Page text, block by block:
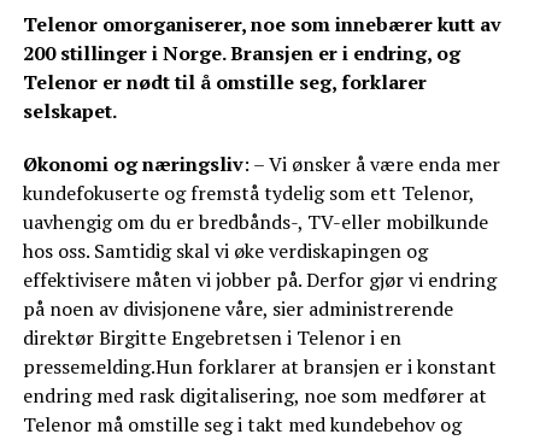
Telenor omorganiserer, noe som innebærer kutt av
200 stillinger i Norge. Bransjen er i endring, og
Telenor er nødt til å omstille seg, forklarer
selskapet.
Økonomi og næringsliv: – Vi ønsker å være enda mer
kundefokuserte og fremstå tydelig som ett Telenor,
uavhengig om du er bredbånds-, TV-eller mobilkunde
hos oss. Samtidig skal vi øke verdiskapingen og
effektivisere måten vi jobber på. Derfor gjør vi endring
på noen av divisjonene våre, sier administrerende
direktør Birgitte Engebretsen i Telenor i en
pressemelding.Hun forklarer at bransjen er i konstant
endring med rask digitalisering, noe som medfører at
Telenor må omstille seg i takt med kundebehov og